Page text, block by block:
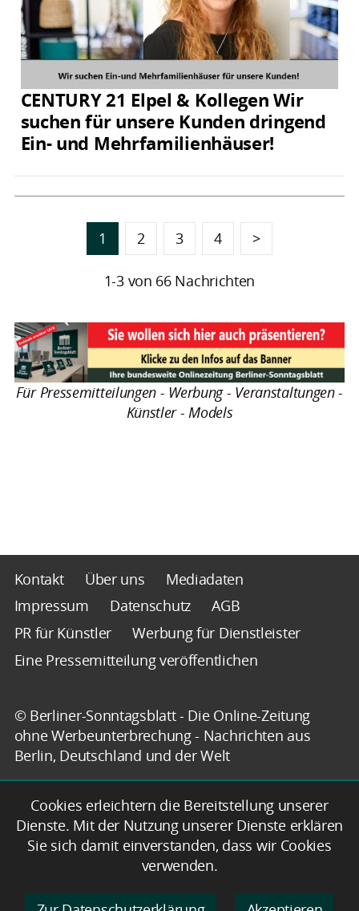
CENTURY 21 Elpel & Kollegen Wir
suchen für unsere Kunden dringend
Ein- und Mehrfamilienhäuser!
1 2 3 4 >
1-3 von 66 Nachrichten
Für Pressemitteilungen - Werbung - Veranstaltungen -
Künstler - Models
Kontakt Über uns
Mediadaten
Impressum
Datenschutz
AGB
PR für Künstler
Werbung für Dienstleister
Eine Pressemitteilung veröffentlichen
© Berliner-Sonntagsblatt - Die Online-Zeitung
ohne Werbeunterbrechung - Nachrichten aus
Berlin, Deutschland und der Welt
Cookies erleichtern die Bereitstellung unserer
Dienste. Mit der Nutzung unserer Dienste erklären
Sie sich damit einverstanden, dass wir Cookies
verwenden.